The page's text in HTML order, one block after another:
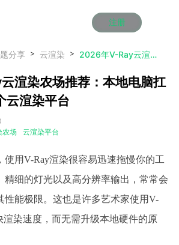
注册
案
方案
染方案
案
案
方案
染方案
案
案
方案
染方案
案
案
方案
染方案
案
案
方案
染方案
案
案
方案
染方案
案
分享 云渲染 2026年V-Ray云渲染农场推荐：本地电脑扛不住？试试这个云渲染平台
渲染农场推荐：本地电脑扛
云渲染平台
农场 云渲染平台
使用V-Ray渲染很容易迅速拖慢你的工
精细的灯光以及高分辨率输出，常常会
性能极限。这也是许多艺术家使用V-
渲染速度，而无需升级本地硬件的原